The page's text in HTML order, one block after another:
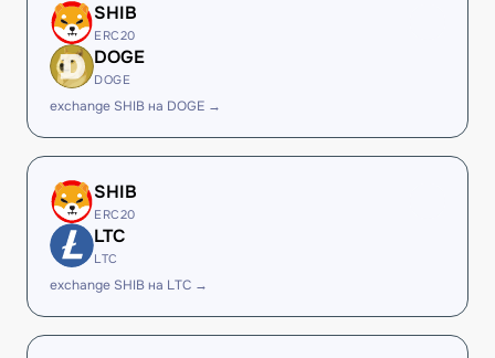
SHIB
ERC20
DOGE
DOGE
exchange SHIB на DOGE →
SHIB
ERC20
LTC
LTC
exchange SHIB на LTC →